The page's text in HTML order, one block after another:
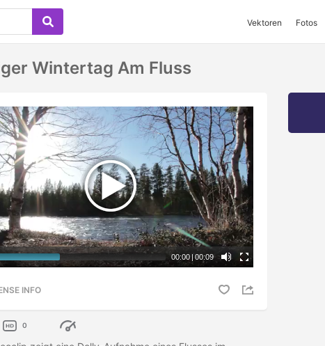
Vektoren Fotos
Wintertag Am Fluss
00:00 |00:09
INFO
0